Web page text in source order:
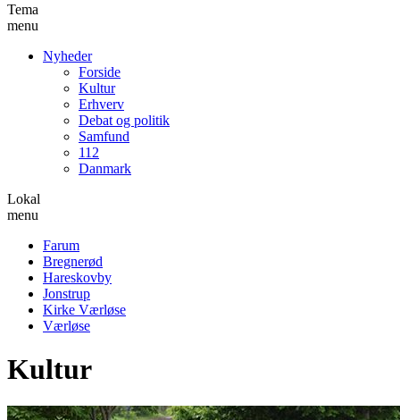
Tema
menu
Nyheder
Forside
Kultur
Erhverv
Debat og politik
Samfund
112
Danmark
Lokal
menu
Farum
Bregnerød
Hareskovby
Jonstrup
Kirke Værløse
Værløse
Kultur